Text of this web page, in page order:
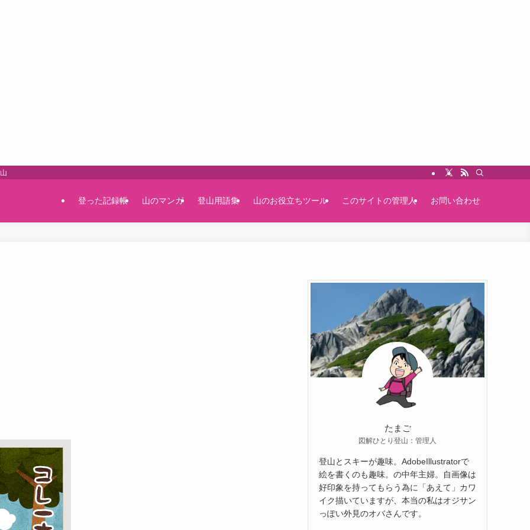
登った記録帳 山のマンガ 登山用語集 山のお役立ちツール このサイトの管理人 お問い合わせ
たまご
図解ひとり登山：管理人
登山とスキーが趣味。AdobeIllustratorで
絵を書くのも趣味。の中年主婦。自画像は
好印象を持ってもらう為に「あえて」カワ
イク描いていますが、本当の私はオジサン
っぽい外見のオバさんです。